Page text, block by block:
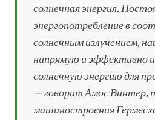
солнечная энергия.
энергопотребление в
солнечным излучением,
напрямую и эффективно
солнечную энергию для
— говорит Амос Винтер,
машиностроения